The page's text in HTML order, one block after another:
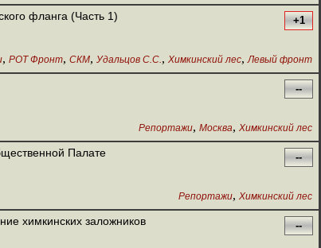
фланга (Часть 1) +1
, РОТ Фронт, СКМ, Удальцов С.С., Химкинский лес, Левый фронт
--
Репортажи, Москва, Химкинский лес
Палате --
Репортажи, Химкинский лес
химкинских заложников --